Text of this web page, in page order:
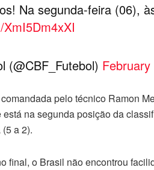
Na segunda-feira
(@CBF_Futebol)
pelo técnico Ramon
na segunda posição da
a 2).
final, o Brasil não encontrou